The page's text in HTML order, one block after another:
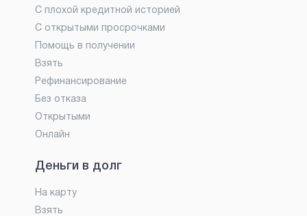
С плохой кредитной историей
С открытыми просрочками
Помощь в получении
Взять
Рефинансирование
Без отказа
Открытыми
Онлайн
Деньги в долг
На карту
Взять